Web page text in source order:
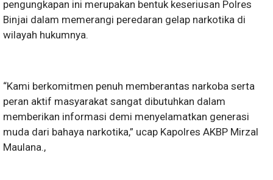
pengungkapan ini merupakan bentuk keseriusan Polres
Binjai dalam memerangi peredaran gelap narkotika di
wilayah hukumnya.
“Kami berkomitmen penuh memberantas narkoba serta
peran aktif masyarakat sangat dibutuhkan dalam
memberikan informasi demi menyelamatkan generasi
muda dari bahaya narkotika,” ucap Kapolres AKBP Mirzal
Maulana.,